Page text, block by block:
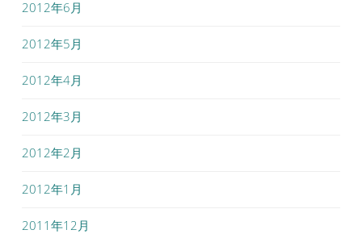
2012年6月
2012年5月
2012年4月
2012年3月
2012年2月
2012年1月
2011年12月